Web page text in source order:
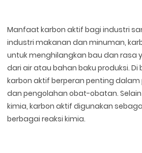
Manfaat karbon aktif bagi industri
industri makanan dan minuman,
untuk menghilangkan bau dan rasa
dari air atau bahan baku produksi.
karbon aktif berperan penting dalam
dan pengolahan obat-obatan.
kimia, karbon aktif digunakan
berbagai reaksi kimia.